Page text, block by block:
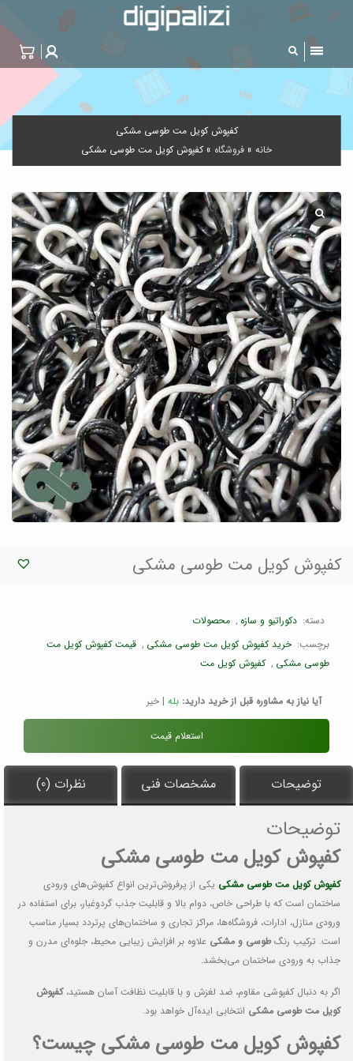
کفپوش کویل مت طوسی مشکی
خانه » فروشگاه »کفپوش کویل مت طوسی مشکی
کفپوش کویل مت طوسی مشکی
دسته: دکوراتیو و سازه , محصولات
برچسب: خرید کفپوش کویل مت طوسی مشکی , قیمت کفپوش کویل مت
طوسی مشکی , کفپوش کویل مت
آیا نیاز به مشاوره قبل از خرید دارید: بله | خیر
استعلام قیمت
توضیحات مشخصات فنی نظرات (0)
توضیحات
کفپوش کویل مت طوسی مشکی
کفپوش کویل مت طوسی مشکی یکی از پرفروش‌ترین انواع کفپوش‌های ورودی
ساختمان است که با طراحی خاص، دوام بالا و قابلیت جذب گردوغبار، برای استفاده در
ورودی منازل، ادارات، فروشگاه‌ها، مراکز تجاری و ساختمان‌های پرتردد بسیار مناسب
است. ترکیب رنگطوسی و مشکی علاوه بر افزایش زیبایی محیط، جلوه‌ای مدرن و
جذاب به ورودی ساختمان می‌بخشد.
اگر به دنبال کفپوشی مقاوم، ضد لغزش و با قابلیت نظافت آسان هستید،کفپوش
کویل مت طوسی مشکی انتخابی ایده‌آل خواهد بود.
کفپوش کویل مت طوسی مشکی چیست؟